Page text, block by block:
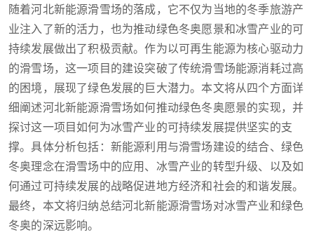
随着河北新能源滑雪场的落成，它不仅为当地的冬季旅游产
业注入了新的活力，也为推动绿色冬奥愿景和冰雪产业的可
持续发展做出了积极贡献。作为以可再生能源为核心驱动力
的滑雪场，这一项目的建设突破了传统滑雪场能源消耗过高
的困境，展现了绿色发展的巨大潜力。本文将从四个方面详
细阐述河北新能源滑雪场如何推动绿色冬奥愿景的实现，并
探讨这一项目如何为冰雪产业的可持续发展提供坚实的支
撑。具体分析包括：新能源利用与滑雪场建设的结合、绿色
冬奥理念在滑雪场中的应用、冰雪产业的转型升级、以及如
何通过可持续发展的战略促进地方经济和社会的和谐发展。
最终，本文将归纳总结河北新能源滑雪场对冰雪产业和绿色
冬奥的深远影响。